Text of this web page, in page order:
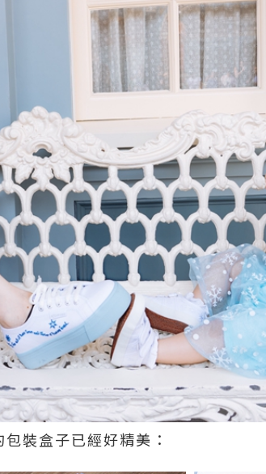
包裝盒子已經好精美：